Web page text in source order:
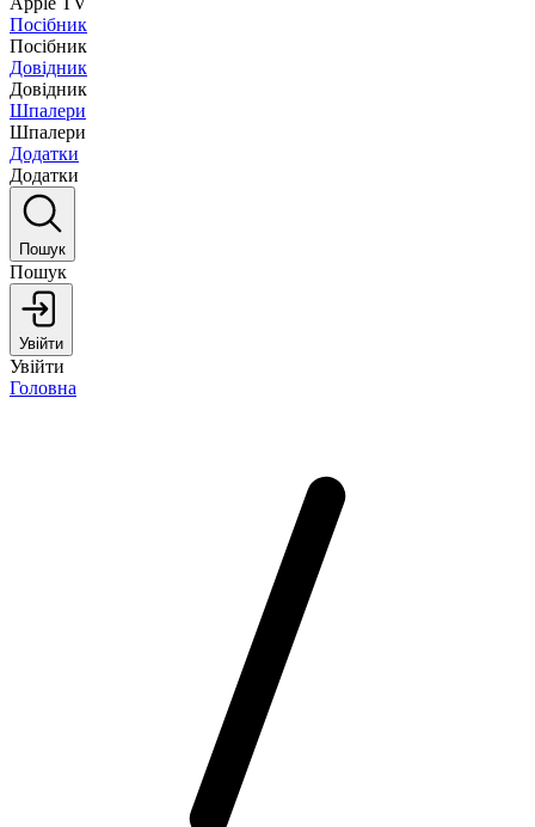
Посібник
Посібник
Довідник
Довідник
Шпалери
Шпалери
Додатки
Додатки
Пошук
Пошук
Увійти
Увійти
Головна